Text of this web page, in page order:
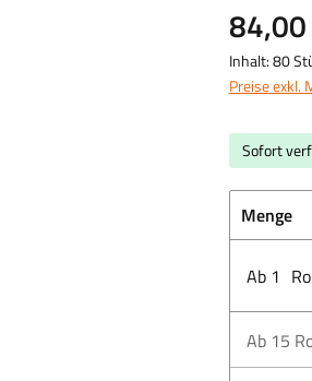
Inhalt:80
Preise exkl.
Sofort
Menge
Ab 1
Ab 15